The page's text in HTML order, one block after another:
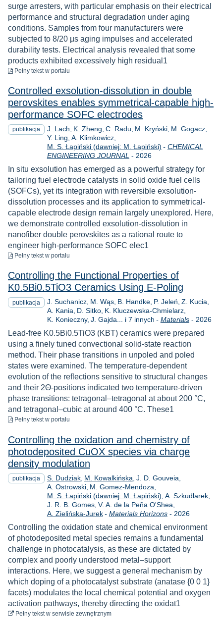
surge arresters, with particular emphasis on their electrical
performance and structural degradation under aging
conditions. Samples from four manufacturers were
subjected to 8/20 µs aging impulses and accelerated
durability tests. Electrical analysis revealed that some
products exhibited excessively high residual1
Pełny tekstdo pobrania
w portalu
Controlled exsolution-dissolution in double
perovskites enables symmetrical-capable high-
performance SOFC electrodes
publikacja J. Lach K. Zheng C. Radu M. Kryński M. Gogacz
Y. Ling A. Klimkowicz
M. S. Łapiński (dawniej: M. Łapiński) - CHEMICAL
ENGINEERING JOURNAL - Rok
2026
In situ exsolution has emerged as a powerful strategy for
tailoring fuel electrode catalysts in solid oxide fuel cells
(SOFCs), yet its integration with reversible exsolution-
dissolution processes and its application to symmetrical-
capable electrode design remain largely unexplored. Here,
we demonstrate controlled exsolution-dissolution in
nanofiber double perovskites as a rational route to
engineer high-performance SOFC elec1
Pełny tekstdo pobrania
w portalu
Controlling the Functional Properties of
K0.5Bi0.5TiO3 Ceramics Using E-Poling
publikacja J. Suchanicz M. Wąs B. Handke P. Jeleń Z. Kucia
A. Kania D. Sitko K. Kluczewska-Chmielarz
K. Konieczny J. Gajda... i 7 innych - Materials- Rok
2026
Lead-free K0.5Bi0.5TiO3 (KBT) ceramics were prepared
using a finely tuned convectional solid-state reaction
method. Their phase transitions in unpoled and poled
states were examined. The temperature-dependent
evolution of the reflections sensitive to structural changes
and their 2Θ-positions indicated two temperature-driven
phase transitions: tetragonal–tetragonal at about 200 °C,
and tetragonal–cubic at around 400 °C. These1
Pełny tekstdo pobrania
w portalu
Controlling the oxidation and chemistry of
photodeposited CuOX species via charge
density modulation
publikacja S. Dudziak M. Kowalkińska J. D. Gouveia
A. Ostrowski M. Gomez-Mendoza
M. S. Łapiński (dawniej: M. Łapiński) A. Szkudlarek
J. R. B. Gomes V. A. de la Peña O'Shea
A. Zielińska-Jurek - Materials Horizons- Rok
2026
Controlling the oxidation state and chemical environment
of photodeposited metal species remains a fundamental
challenge in photocatalysis, as these are dictated by
complex and poorly understood metal–support
interactions. Here, we suggest a general mechanism by
which doping of a photocatalyst substrate (anatase {0 0 1}
facets) modulates the local chemical potential and oxygen
activation pathways, thereby directing the oxidat1
Pełny tekst do pobrania
w serwisie zewnętrznym